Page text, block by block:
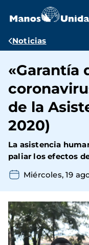
contenido
Ruta
navegación
Noticias
«Garantía
de la
2020)
La asistencia
paliar los efectos
Miércoles, 19